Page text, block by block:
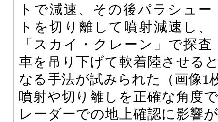
トで減速、その後パラシュー
トを切り離して噴射減速し、
「スカイ・クレーン」で探査
車を吊り下げて軟着陸させる
なる手法が試みられた（画像1
噴射や切り離しを正確な角度
レーダーでの地上確認に影響